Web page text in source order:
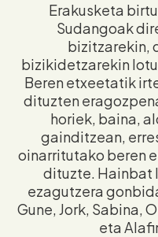
Erakusketa
Sudangoak
bizitzarekin,
bizikidetzarekin
Beren etxeetatik
dituzten
horiek, baina,
gainditzean,
oinarritutako beren
dituzte. Hainbat
ezagutzera
Gune, Jork, Sabina,
eta